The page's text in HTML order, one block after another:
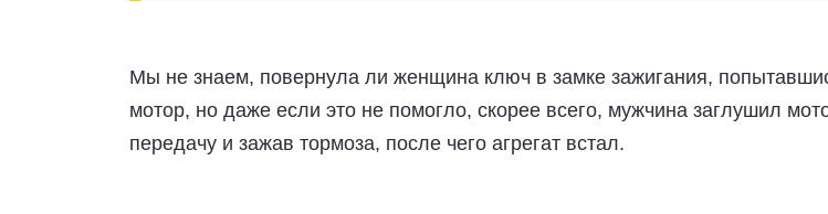
Мы не знаем, повернула ли женщина ключ в замке зажигания,
мотор, но даже если это не помогло, скорее всего, мужчина заглушил
передачу и зажав тормоза, после чего агрегат встал.